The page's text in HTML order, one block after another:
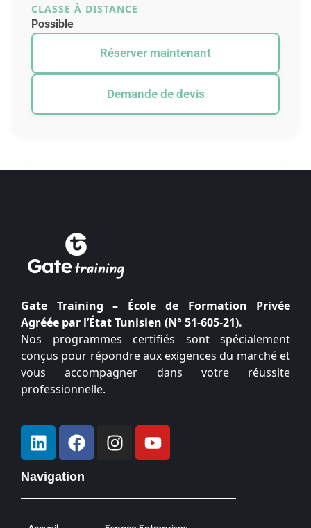
CLASSE À DISTANCE
Possible
Réserver maintenant
Demande de devis
Gate Training – École de Formation Privée
Agréée par l’État Tunisien (N° 51-605-21).
Nos programmes certifiés sont spécialement
conçus pour répondre aux exigences du marché et
vous accompagner dans votre réussite
professionnelle.
Navigation